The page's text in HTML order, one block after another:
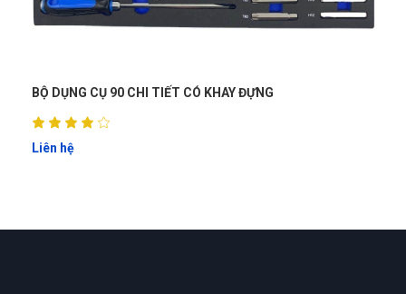
TIẾT CÓ KHAY ĐỰNG BỘ TUA VÍT 37 CHI